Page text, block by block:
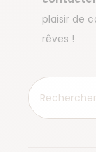
plaisir de
rêves !